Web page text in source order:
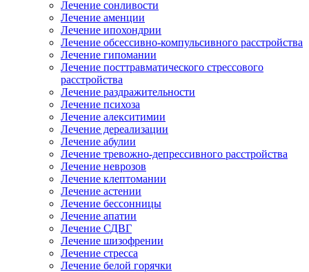
Лечение сонливости
Лечение аменции
Лечение ипохондрии
Лечение обсессивно-компульсивного расстройства
Лечение гипомании
Лечение посттравматического стрессового
расстройства
Лечение раздражительности
Лечение психоза
Лечение алекситимии
Лечение дереализации
Лечение абулии
Лечение тревожно-депрессивного расстройства
Лечение неврозов
Лечение клептомании
Лечение астении
Лечение бессонницы
Лечение апатии
Лечение СДВГ
Лечение шизофрении
Лечение стресса
Лечение белой горячки